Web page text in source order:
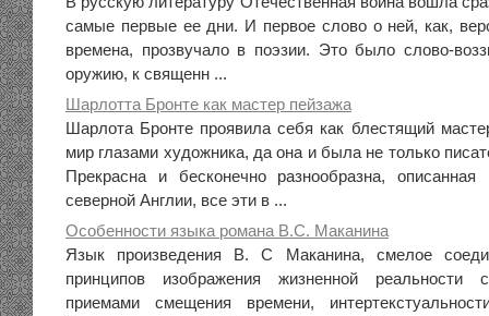
самые первые ее дни. И первое слово о ней, как,
времена, прозвучало в поэзии. Это было слово-
оружию, к священн ...
Шарлотта Бронте как мастер пейзажа
Шарлота Бронте проявила себя как блестящий
мир глазами художника, да она и была не только
Прекрасна и бесконечно разнообразна,
северной Англии, все эти в ...
Особенности языка романа В.С. Маканина
Язык произведения В. С Маканина, смелое
принципов изображения жизненной реальности
приемами смещения времени,